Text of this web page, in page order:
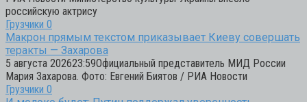
российскую актрису
Грузчики 0
Макрон прямым текстом приказывает Киеву совершать
теракты — Захарова
5 августа 202623:59Официальный представитель МИД России
Мария Захарова. Фото: Евгений Биятов / РИА Новости
Грузчики 0